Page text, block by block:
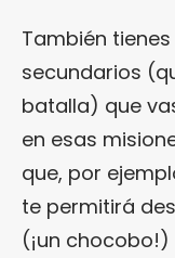
También
secundarios
batalla) que
en esas
que, por
te permitirá
(¡un